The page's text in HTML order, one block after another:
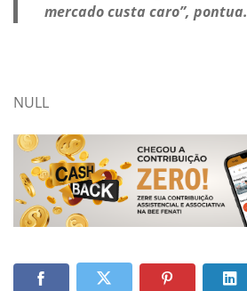
mercado custa caro”, pontua.
NULL